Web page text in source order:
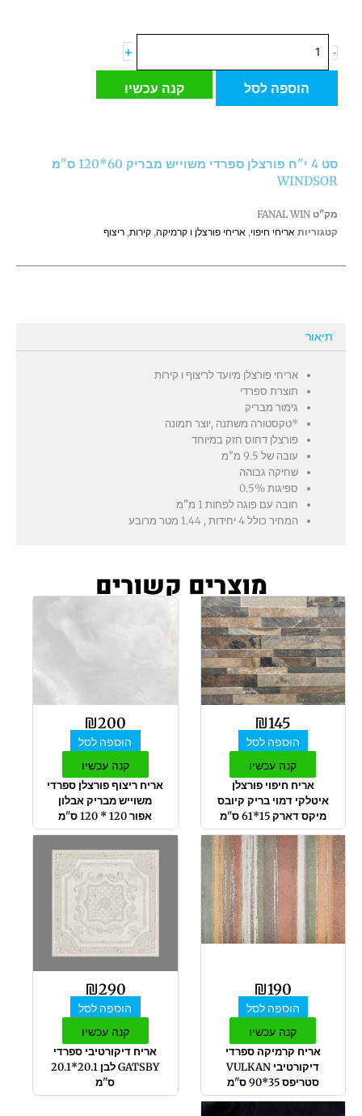
-
של
משוייש
מבריק
ס"מ
WINDSOR
+
הוספה לסל קנה עכשיו
סט 4 י"ח פורצלן ספרדי משוייש מבריק 60*120 ס"מ
WINDSOR
מק"ט FANAL WIN
קטגוריות אריחי חיפוי, אריחי פורצלן ו קרמיקה, קירות, ריצוף
תיאור
אריחי פורצלן מיועד לריצוף ו קירות
תוצרת ספרדי
גימור מבריק
*טקסטורה משתנה ,יוצר תמונה
פורצלן דחוס חזק במיוחד
עובה של 9.5 מ"מ
שחיקה גבוהה
ספיגות 0.5%
חובה עם פוגה לפחות 1 מ"מ
המחיר כולל 4 יחידות , 1.44 מטר מרובע
מוצרים קשורים
₪145
הוספה לסל
קנה עכשיו
אריח חיפוי פורצלן
איטלקי דמוי בריק קיובס
מיקס דארק 15*61 ס"מ
₪200
הוספה לסל
קנה עכשיו
אריח ריצוף פורצלן ספרדי
משוייש מבריק אבלון
אפור 120 * 120 ס"מ
₪190
הוספה לסל
קנה עכשיו
אריח קרמיקה ספרדי
דיקורטיבי VULKAN
סטריפס 35*90 ס"מ
₪290
הוספה לסל
קנה עכשיו
אריח דיקורטיבי ספרדי
GATSBY לבן 20.1*20.1
ס"מ